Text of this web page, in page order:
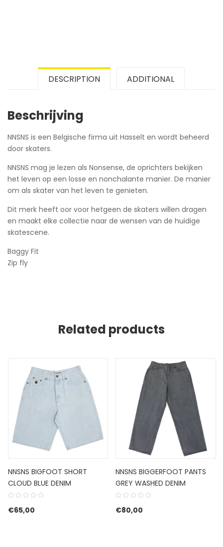
DESCRIPTION ADDITIONAL
Beschrijving
NNSNS is een Belgische firma uit Hasselt en wordt beheerd
door skaters.
NNSNS mag je lezen als Nonsense, de oprichters bekijken
het leven op een losse en nonchalante manier. De manier
om als skater van het leven te genieten.
Dit merk heeft oor voor hetgeen de skaters willen dragen
en maakt elke collectie naar de wensen van de huidige
skatescene.
Baggy Fit
Zip fly
Related products
NNSNS BIGFOOT SHORT
CLOUD BLUE DENIM
€65,00
NNSNS BIGGERFOOT PANTS
GREY WASHED DENIM
€80,00